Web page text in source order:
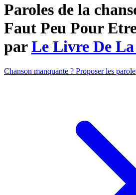
Paroles de la
Faut Peu Pour
parLe Livre De
Chanson manquante ? Proposer les